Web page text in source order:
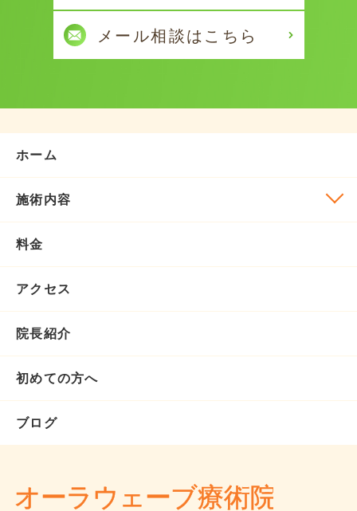
ホーム
施術内容
料金
アクセス
院長紹介
初めての方へ
ブログ